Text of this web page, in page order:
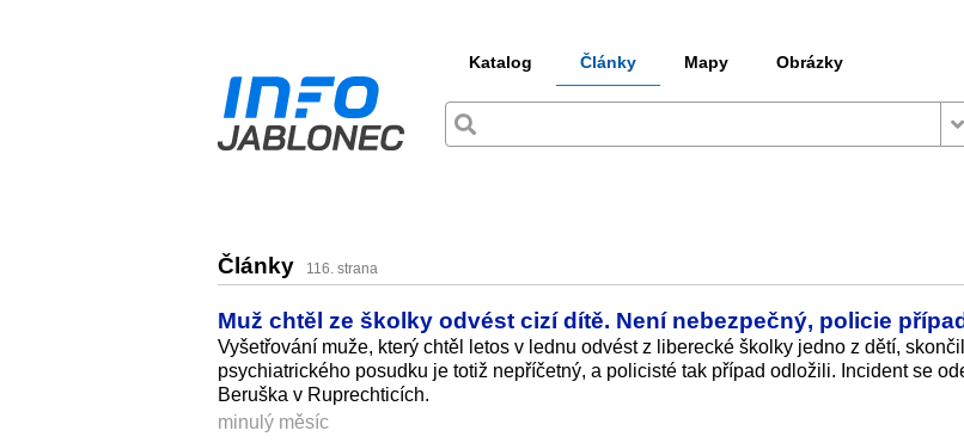
Katalog Články Mapy Obrázky
Články 116. strana
Muž chtěl ze školky odvést cizí dítě. Není nebezpečný, policie
Vyšetřování muže, který chtěl letos v lednu odvést z liberecké školky jedno z dětí,
psychiatrického posudku je totiž nepříčetný, a policisté tak případ odložili. Incident se
Beruška v Ruprechticích.
minulý měsíc